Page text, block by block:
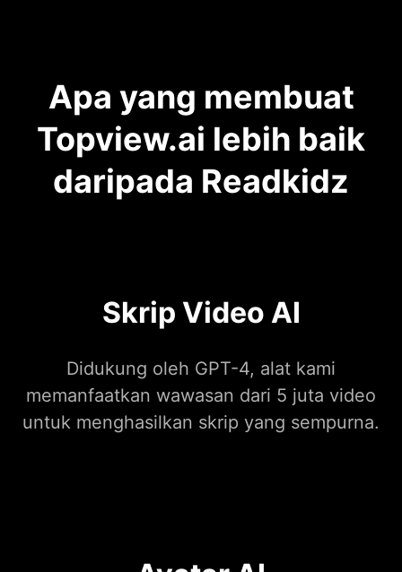
Apa yang membuat
Topview.ai lebih baik
daripada Readkidz
Skrip Video AI
Didukung oleh GPT-4, alat kami
memanfaatkan wawasan dari 5 juta video
untuk menghasilkan skrip yang sempurna.